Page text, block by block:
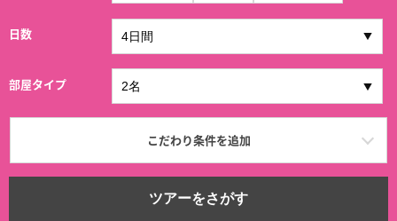
日数
部屋タイプ
こだわり条件を追加
ツアーをさがす